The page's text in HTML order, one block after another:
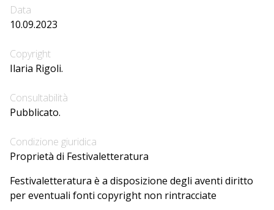
Data
10.09.2023
Copyright
Ilaria Rigoli.
Consultabilità
Pubblicato.
Condizione giuridica
Proprietà di Festivaletteratura
Festivaletteratura è a disposizione degli aventi diritto
per eventuali fonti copyright non rintracciate